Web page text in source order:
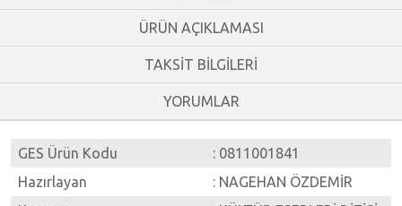
ÜRÜN AÇIKLAMASI
TAKSİT BİLGİLERİ
YORUMLAR
GES Ürün Kodu
: 0811001841
Hazırlayan
: NAGEHAN ÖZDEMİR